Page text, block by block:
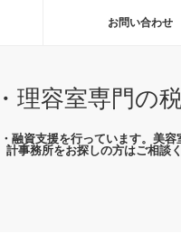
お問い合わせ
理容室専門の
資支援を行っています。美
計事務所をお探しの方はご相談く